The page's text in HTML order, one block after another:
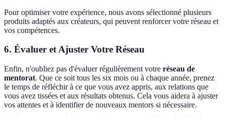
Pour optimiser votre expérience, nous avons sélectionné plusieurs
produits adaptés aux créateurs, qui peuvent renforcer votre réseau et
vos compétences.
6. Évaluer et Ajuster Votre Réseau
Enfin, n'oubliez pas d'évaluer régulièrement votre réseau de
mentorat. Que ce soit tous les six mois ou à chaque année, prenez
le temps de réfléchir à ce que vous avez appris, aux relations que
vous avez tissées et aux résultats obtenus. Cela vous aidera à ajuster
vos attentes et à identifier de nouveaux mentors si nécessaire.